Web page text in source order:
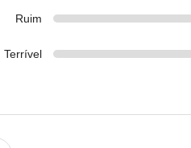
Ruim
Terrível